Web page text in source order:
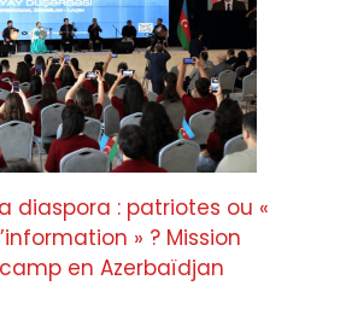
diaspora : patriotes ou «
» ? Mission
en Azerbaïdjan